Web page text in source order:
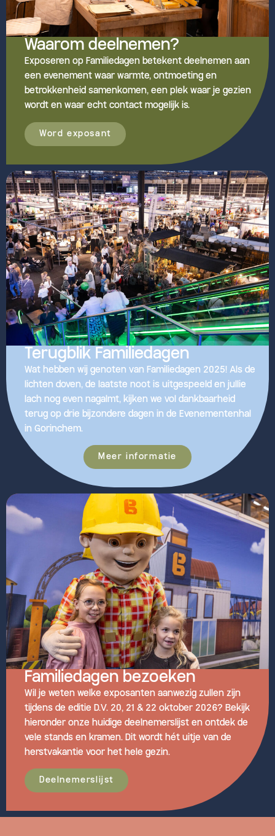
Waarom deelnemen?
Exposeren op Familiedagen betekent deelnemen aan
een evenement waar warmte, ontmoeting en
betrokkenheid samenkomen, een plek waar je gezien
wordt en waar echt contact mogelijk is.
Word exposant
Terugblik Familiedagen
Wat hebben wij genoten van Familiedagen 2025! Als de
lichten doven, de laatste noot is uitgespeeld en jullie
lach nog even nagalmt, kijken we vol dankbaarheid
terug op drie bijzondere dagen in de Evenementenhal
in Gorinchem.
Meer informatie
Familiedagen bezoeken
Wil je weten welke exposanten aanwezig zullen zijn
tijdens de editie D.V. 20, 21 & 22 oktober 2026? Bekijk
hieronder onze huidige deelnemerslijst en ontdek de
vele stands en kramen. Dit wordt hét uitje van de
herstvakantie voor het hele gezin.
Deelnemerslijst